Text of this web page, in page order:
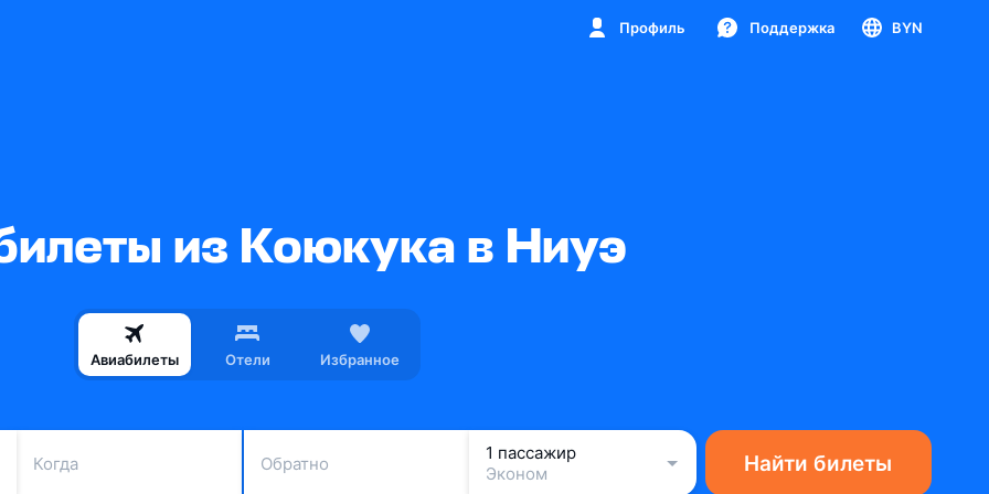
Профиль Поддержка BYN
из Коюкука в Ниуэ
Авиабилеты Отели Избранное
Когда Обратно
1 пассажир
Эконом
Найти билеты